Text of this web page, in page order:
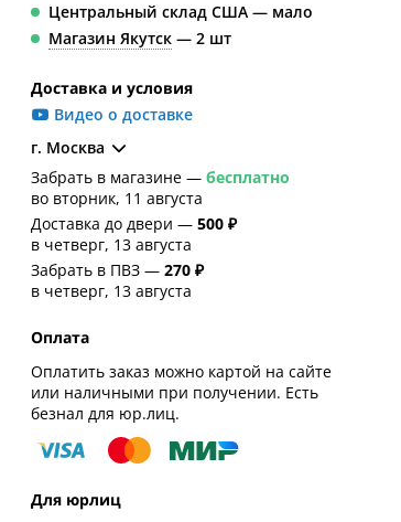
Центральный склад США — мало
Магазин Якутск— 2 шт
Доставка и условия
Видео о доставке
г. Москва
Забрать в магазине — бесплатно
во вторник, 11 августа
Доставка до двери — 500 ₽
в четверг, 13 августа
Забрать в ПВЗ — 270 ₽
в четверг, 13 августа
Оплата
Оплатить заказ можно картой на сайте
или наличными при получении. Есть
безнал для юр.лиц.
Для юрлиц